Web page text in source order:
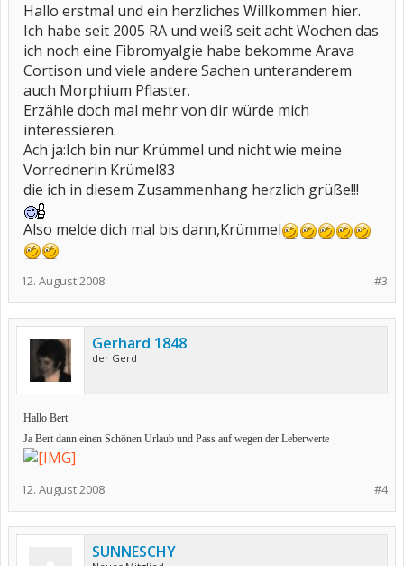
Hallo erstmal und ein herzliches Willkommen hier.
Ich habe seit 2005 RA und weiß seit acht Wochen das
ich noch eine Fibromyalgie habe bekomme Arava
Cortison und viele andere Sachen unteranderem
auch Morphium Pflaster.
Erzähle doch mal mehr von dir würde mich
interessieren.
Ach ja:Ich bin nur Krümmel und nicht wie meine
Vorrednerin Krümel83
die ich in diesem Zusammenhang herzlich grüße!!!
Also melde dich mal bis dann,Krümmel
#3
12. August 2008
Gerhard 1848
der Gerd
Hallo Bert
Ja Bert dann einen Schönen Urlaub und Pass auf wegen der Leberwerte
#4
12. August 2008
SUNNESCHY